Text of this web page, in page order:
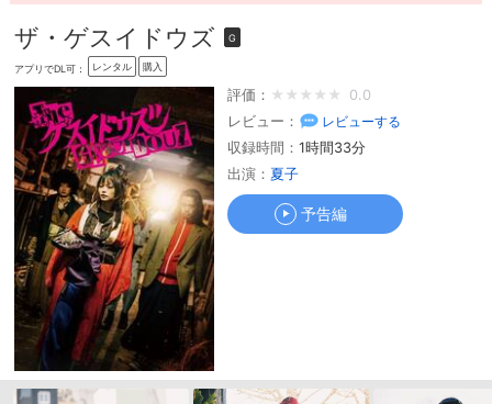
予告編
ザ・ゲスイドウズ G
アプリでDL可： レンタル 購入
評価：
0.0
レビュー：
レビューする
収録時間：1時間33分
出演： 夏子
予告編